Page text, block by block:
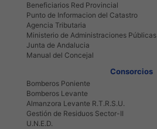
Beneficiarios Red Provincial
Punto de Informacion del Catastro
Agencia Tributaria
Ministerio de Administraciones Públicas
Junta de Andalucia
Manual del Concejal
Consorcios
Bomberos Poniente
Bomberos Levante
Almanzora Levante R.T.R.S.U.
Gestión de Residuos Sector-II
U.N.E.D.